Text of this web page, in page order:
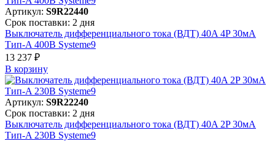
Артикул: S9R22440
Срок поставки: 2 дня
Выключатель дифференциального тока (ВДТ) 40A 4P 30мА
Тип-A 400В Systeme9
13 237 ₽
В корзинy
Артикул: S9R22240
Срок поставки: 2 дня
Выключатель дифференциального тока (ВДТ) 40A 2P 30мА
Тип-A 230В Systeme9